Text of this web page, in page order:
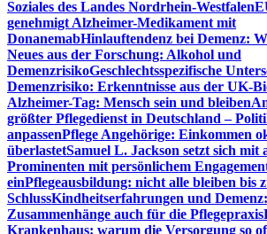
Soziales des Landes Nordrhein-Westfalen
genehmigt Alzheimer-Medikament mit
DonanemabHinlauftendenz bei Demenz:
Neues aus der Forschung: Alkohol und
DemenzrisikoGeschlechtsspezifische
Demenzrisiko: Erkenntnisse aus der UK-
Alzheimer-Tag: Mensch sein und bleiben
größter Pflegedienst in Deutschland –
anpassenPflege Angehörige: Einkommen
überlastetSamuel L. Jackson setzt sich mit
Prominenten mit persönlichem
einPflegeausbildung: nicht alle bleiben bis
SchlussKindheitserfahrungen und
Zusammenhänge auch für die Pflegepraxis
Krankenhaus: warum die Versorgung so